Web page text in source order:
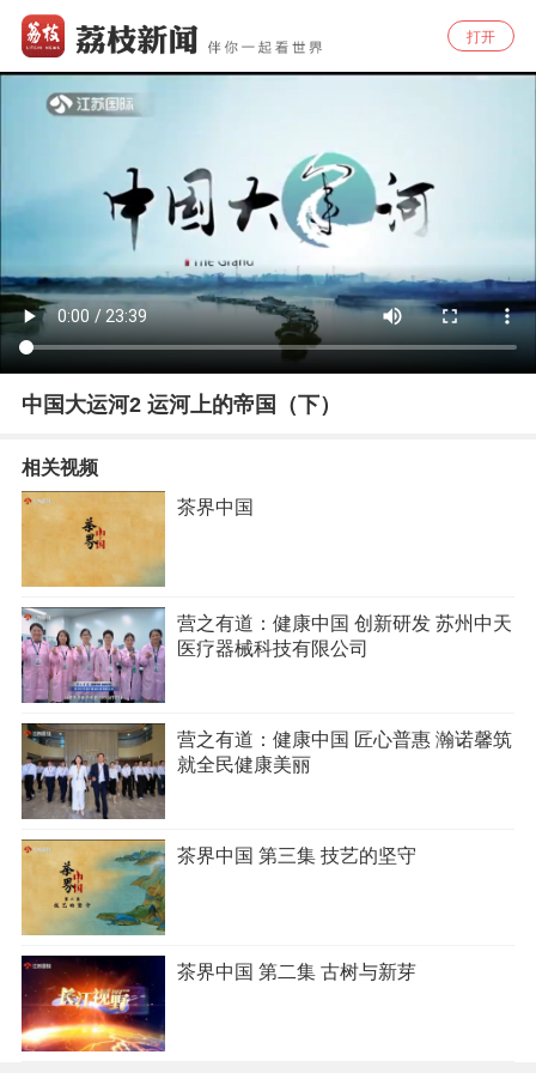
打开
中国大运河2 运河上的帝国（下）
相关视频
茶界中国
营之有道：健康中国 创新研发 苏州中天
医疗器械科技有限公司
营之有道：健康中国 匠心普惠 瀚诺馨筑
就全民健康美丽
茶界中国 第三集 技艺的坚守
茶界中国 第二集 古树与新芽